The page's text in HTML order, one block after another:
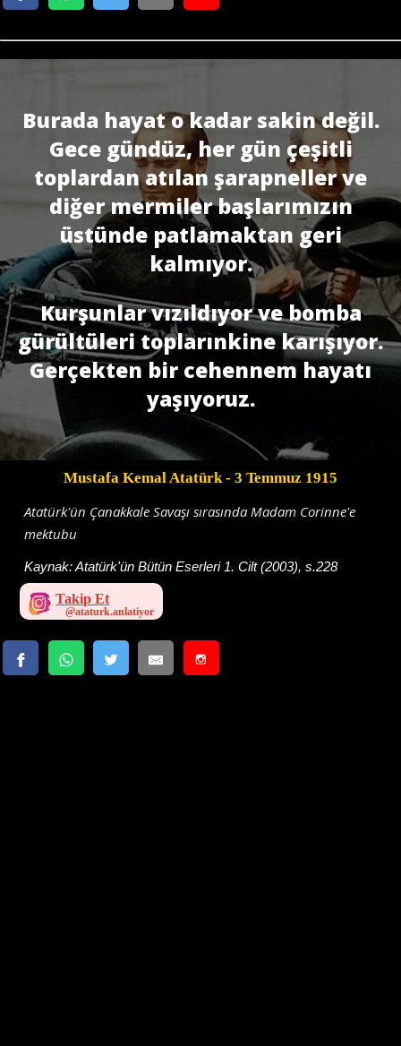
Burada hayat o kadar sakin değil.
Gece gündüz, her gün çeşitli
toplardan atılan şarapneller ve
diğer mermiler başlarımızın
üstünde patlamaktan geri
kalmıyor.
Kurşunlar vızıldıyor ve bomba
gürültüleri toplarınkine karışıyor.
Gerçekten bir cehennem hayatı
yaşıyoruz.
Mustafa Kemal Atatürk- 3 Temmuz 1915
Atatürk'ün Çanakkale Savaşı sırasında Madam Corinne'e
mektubu
Kaynak:Atatürk'ün Bütün Eserleri 1. Cilt (2003), s.228
Takip Et